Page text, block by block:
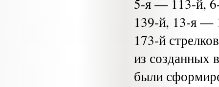
5-я — 113-й,
139-й, 13-я
173-й
из созданных
были